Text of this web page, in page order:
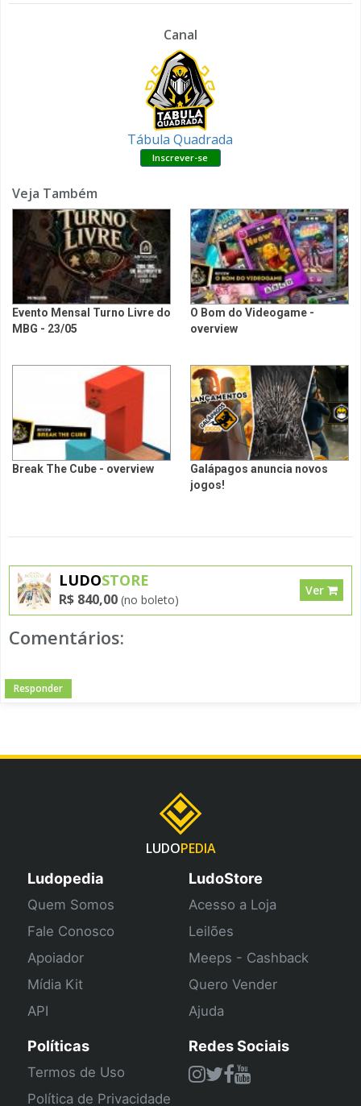
Canal
Tábula Quadrada
Veja Também
Evento Mensal Turno Livre do
MBG - 23/05
O Bom do Videogame -
overview
Break The Cube - overview
Galápagos anuncia novos
jogos!
LUDOSTORE
R$ 840,00 (no boleto)
Ver
Comentários:
Responder
LUDOPEDIA
Ludopedia
Quem Somos
Fale Conosco
Apoiador
Mídia Kit
API
LudoStore
Acesso a Loja
Leilões
Meeps - Cashback
Quero Vender
Ajuda
Políticas
Termos de Uso
Política de Privacidade
Redes Sociais